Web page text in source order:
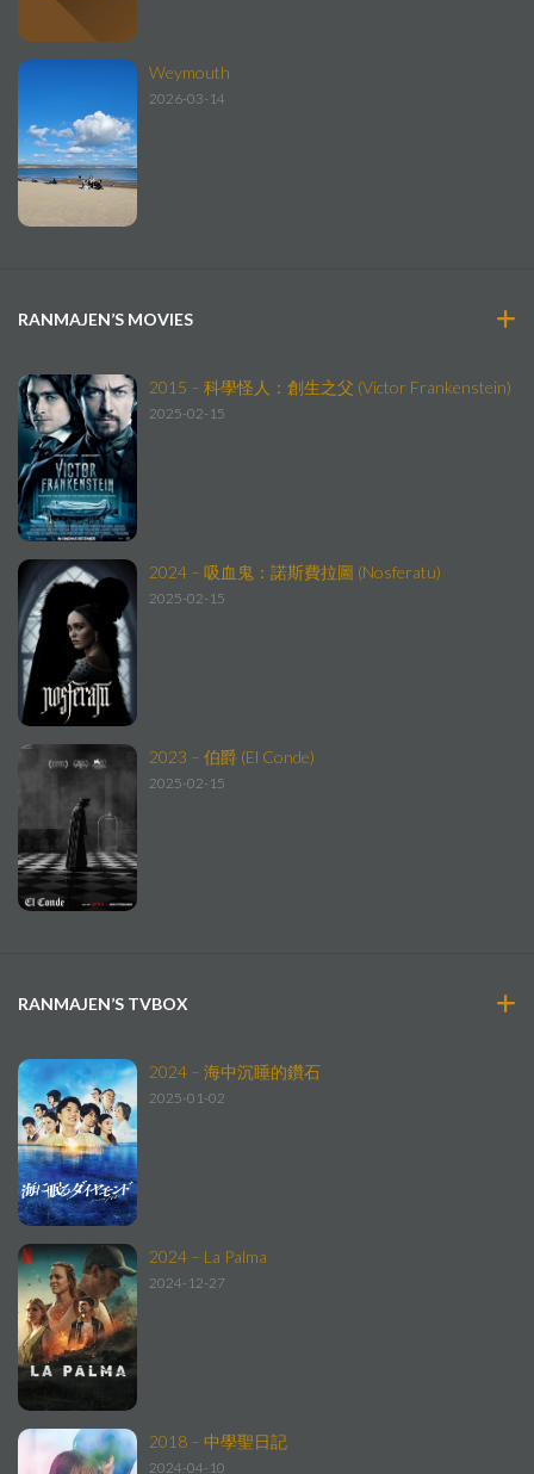
Weymouth
2026-03-14
RANMAJEN’S MOVIES
2015 – 科學怪人：創生之父 (Victor Frankenstein)
2025-02-15
2024 – 吸血鬼：諾斯費拉圖 (Nosferatu)
2025-02-15
2023 – 伯爵 (El Conde)
2025-02-15
RANMAJEN’S TVBOX
2024 – 海中沉睡的鑽石
2025-01-02
2024 – La Palma
2024-12-27
2018 – 中學聖日記
2024-04-10